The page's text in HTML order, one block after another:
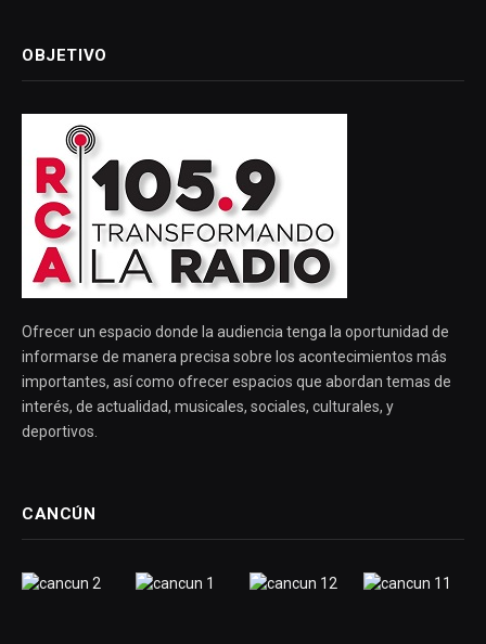
OBJETIVO
Ofrecer un espacio donde la audiencia tenga la oportunidad de
informarse de manera precisa sobre los acontecimientos más
importantes, así como ofrecer espacios que abordan temas de
interés, de actualidad, musicales, sociales, culturales, y
deportivos.
CANCÚN